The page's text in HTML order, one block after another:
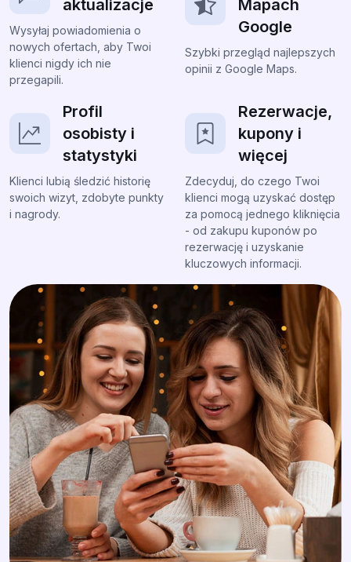
aktualizacje
Wysyłaj powiadomienia o
nowych ofertach, aby Twoi
klienci nigdy ich nie
przegapili.
Mapach
Google
Szybki przegląd najlepszych
opinii z Google Maps.
Profil
osobisty i
statystyki
Klienci lubią śledzić historię
swoich wizyt, zdobyte punkty
i nagrody.
Rezerwacje,
kupony i
więcej
Zdecyduj, do czego Twoi
klienci mogą uzyskać dostęp
za pomocą jednego kliknięcia
- od zakupu kuponów po
rezerwację i uzyskanie
kluczowych informacji.